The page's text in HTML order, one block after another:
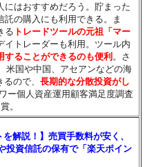
にはおすすめだろう。貯まった
の購入にも利用できる。ま
る トレードツールの元祖「マー
イトレーダーも利用。ツール内
することができるのも便利 。さ
米国や中国、アセアンなどの海
るので、長期的な分散投資がし
ー個人資産運用顧客満足度調査
。
解説！】売買手数料が安く、
投資信託の保有で「楽天ポイン